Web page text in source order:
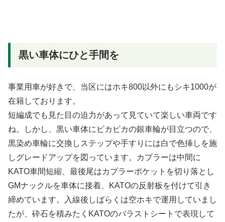
黒い車体にひと手間を
事業用車が好きで、当区にはホキ800以外にもシキ1000が
在籍しております。
短編成でも見た目の迫力があって見ていて楽しい車両です
ね。しかし、黒い車体にピカピカの銀車輪が目立つので、
黒染め車輪に交換しステップや手すりには白で色挿しを施
しグレードアップを図っています。カプラーは中間に
KATO車間短縮、最後尾はカプラーポケットを切り落とし
GMナックルを車体に接着、KATOの反射板を付けて引き
締めています。入線後しばらくは空ホキで運用していまし
たが、砕石を積みたくKATOのバラストシートで表現して